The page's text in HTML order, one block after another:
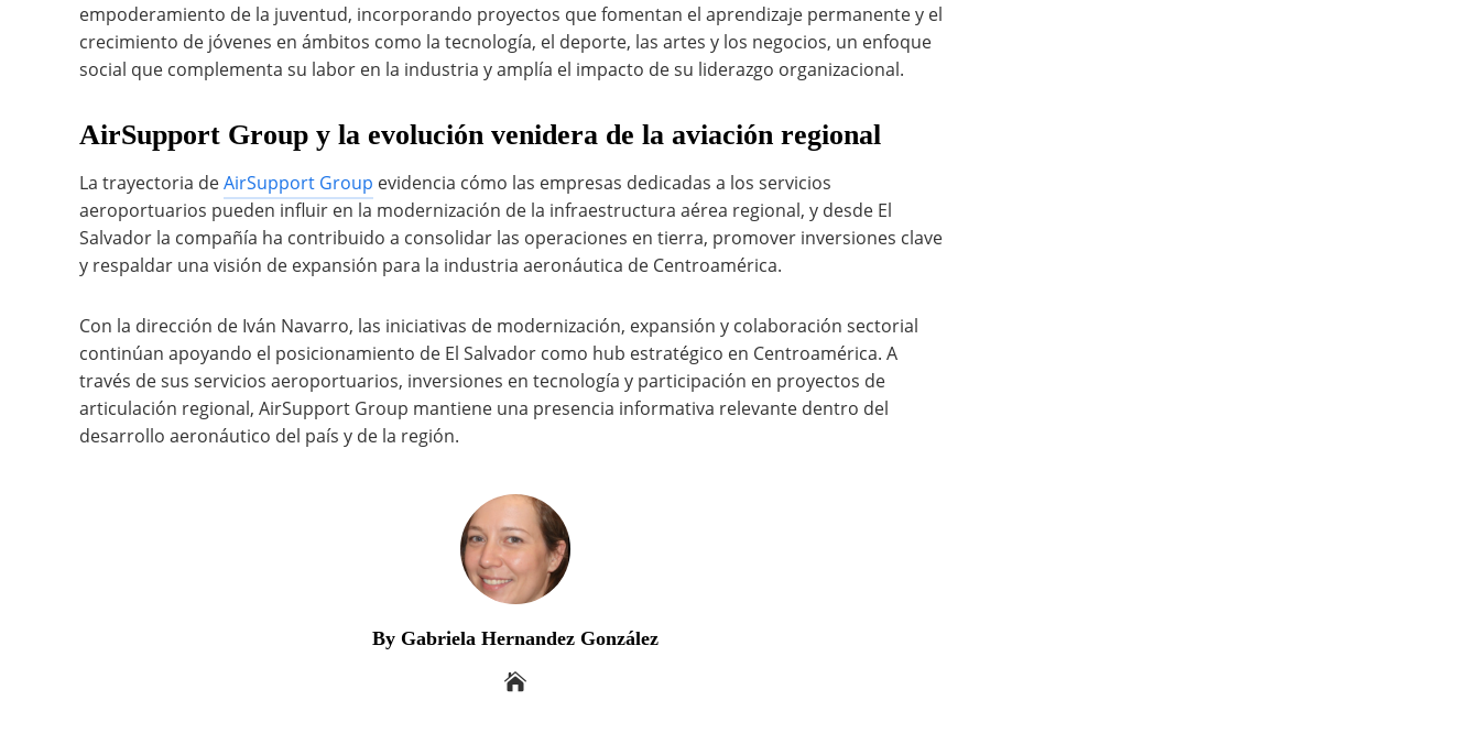
empoderamiento de la juventud, incorporando proyectos que fomentan el aprendizaje permanente y el
crecimiento de jóvenes en ámbitos como la tecnología, el deporte, las artes y los negocios, un enfoque
social que complementa su labor en la industria y amplía el impacto de su liderazgo organizacional.
AirSupport Group y la evolución venidera de la aviación regional
La trayectoria deAirSupport Group evidencia cómo las empresas dedicadas a los servicios
aeroportuarios pueden influir en la modernización de la infraestructura aérea regional, y desde El
Salvador la compañía ha contribuido a consolidar las operaciones en tierra, promover inversiones clave
y respaldar una visión de expansión para la industria aeronáutica de Centroamérica.
Con la dirección de Iván Navarro, las iniciativas de modernización, expansión y colaboración sectorial
continúan apoyando el posicionamiento de El Salvador como hub estratégico en Centroamérica. A
través de sus servicios aeroportuarios, inversiones en tecnología y participación en proyectos de
articulación regional, AirSupport Group mantiene una presencia informativa relevante dentro del
desarrollo aeronáutico del país y de la región.
By Gabriela Hernandez González